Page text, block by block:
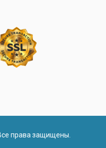
права защищены.